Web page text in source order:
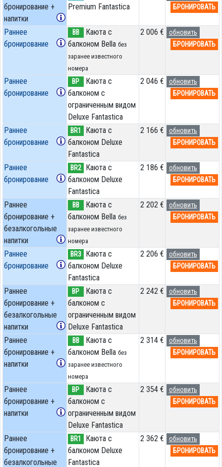
бронирование +
напитки
Premium Fantastica
БРОНИРОВАТЬ
Раннее
бронирование
BB
Каюта с
балконом Bella без
заранее известного
номера
2 006 €
обновить
БРОНИРОВАТЬ
Раннее
бронирование
BP
Каюта с
балконом c
ограниченным видом
Deluxe Fantastica
2 046 €
обновить
БРОНИРОВАТЬ
Раннее
бронирование
BR1
Каюта с
балконом Deluxe
Fantastica
2 166 €
обновить
БРОНИРОВАТЬ
Раннее
бронирование
BR2
Каюта с
балконом Deluxe
Fantastica
2 186 €
обновить
БРОНИРОВАТЬ
Раннее
бронирование +
безалкогольные
напитки
BB
Каюта с
балконом Bella без
заранее известного
номера
2 202 €
обновить
БРОНИРОВАТЬ
Раннее
бронирование
BR3
Каюта с
балконом Deluxe
Fantastica
2 206 €
обновить
БРОНИРОВАТЬ
Раннее
бронирование +
безалкогольные
напитки
BP
Каюта с
балконом c
ограниченным видом
Deluxe Fantastica
2 242 €
обновить
БРОНИРОВАТЬ
Раннее
бронирование +
напитки
BB
Каюта с
балконом Bella без
заранее известного
номера
2 314 €
обновить
БРОНИРОВАТЬ
Раннее
бронирование +
напитки
BP
Каюта с
балконом c
ограниченным видом
Deluxe Fantastica
2 354 €
обновить
БРОНИРОВАТЬ
Раннее
бронирование +
безалкогольные
BR1
Каюта с
балконом Deluxe
Fantastica
2 362 €
обновить
БРОНИРОВАТЬ